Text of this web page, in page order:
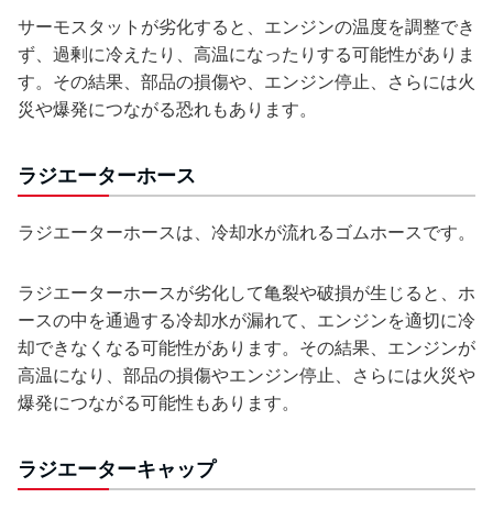
サーモスタットが劣化すると、エンジンの温度を調整でき
ず、過剰に冷えたり、高温になったりする可能性がありま
す。その結果、部品の損傷や、エンジン停止、さらには火
災や爆発につながる恐れもあります。
ラジエーターホース
ラジエーターホースは、冷却水が流れるゴムホースです。
ラジエーターホースが劣化して亀裂や破損が生じると、ホ
ースの中を通過する冷却水が漏れて、エンジンを適切に冷
却できなくなる可能性があります。その結果、エンジンが
高温になり、部品の損傷やエンジン停止、さらには火災や
爆発につながる可能性もあります。
ラジエーターキャップ